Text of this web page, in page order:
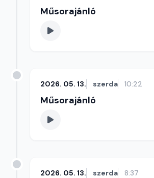
Műsorajánló
2026. 05. 13. szerda 10:22
Műsorajánló
2026. 05. 13. szerda 8:37